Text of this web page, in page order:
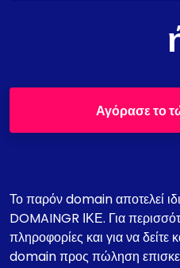
Αγόρασε το
Το παρόν domain αποτελεί
DOMAINGR ΙΚΕ. Για
πληροφορίες και για να δείτε
domain προς πώληση